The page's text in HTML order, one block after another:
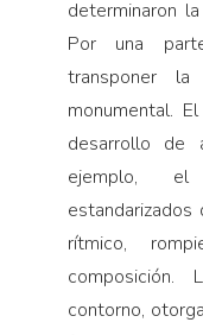
determinaron
Por una
transponer
monumental. El
desarrollo de
ejemplo,
rítmico,
contorno,